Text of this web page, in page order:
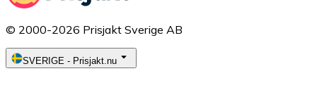
© 2000-2026 Prisjakt Sverige AB
SVERIGE - Prisjakt.nu